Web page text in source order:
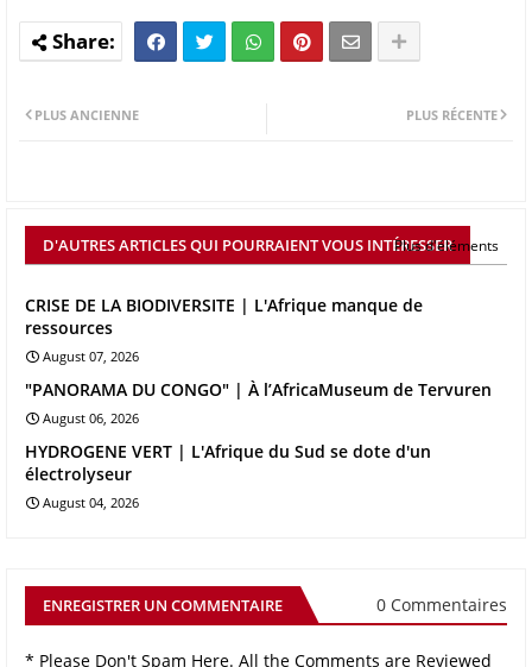
PLUS RÉCENTE
PLUS ANCIENNE
D'AUTRES ARTICLES QUI POURRAIENT VOUS INTÉRESSER
Plus d'éléments
CRISE DE LA BIODIVERSITE | L'Afrique manque de
ressources
August 07, 2026
"PANORAMA DU CONGO" | À l’AfricaMuseum de Tervuren
August 06, 2026
HYDROGENE VERT | L'Afrique du Sud se dote d'un
électrolyseur
August 04, 2026
ENREGISTRER UN COMMENTAIRE 0 Commentaires
* Please Don't Spam Here. All the Comments are Reviewed